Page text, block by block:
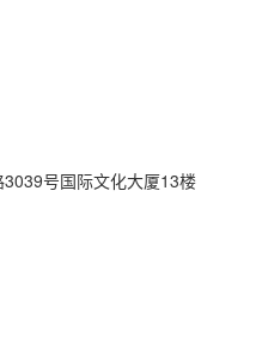
号国际文化大厦13楼